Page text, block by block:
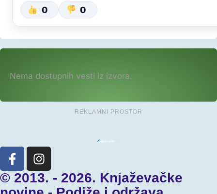
0 0
Nema dostupnih vesti iz izvora.
REKLAMNI PROSTOR
© 2013. - 2026. Knjaževačke